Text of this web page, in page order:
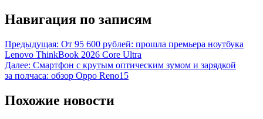
Навигация по записям
Предыдущая: От 95 600 рублей: прошла премьера ноутбука
Lenovo ThinkBook 2026 Core Ultra
Далее: Смартфон с крутым оптическим зумом и зарядкой
за полчаса: обзор Oppo Reno15
Похожие новости